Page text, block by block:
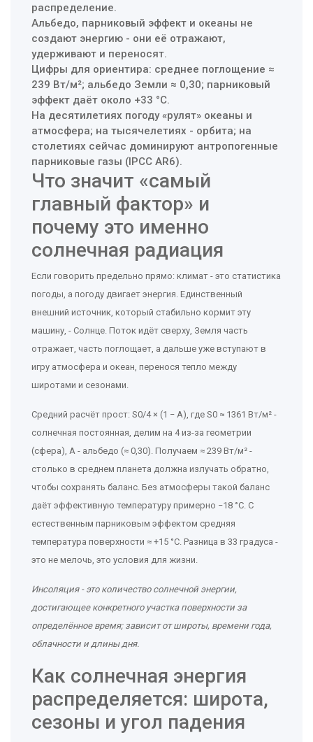
распределение.
Альбедо, парниковый эффект и океаны не
создают энергию - они её отражают,
удерживают и переносят.
Цифры для ориентира: среднее поглощение ≈
239 Вт/м²; альбедо Земли ≈ 0,30; парниковый
эффект даёт около +33 °C.
На десятилетиях погоду «рулят» океаны и
атмосфера; на тысячелетиях - орбита; на
столетиях сейчас доминируют антропогенные
парниковые газы (IPCC AR6).
Что значит «самый
главный фактор» и
почему это именно
солнечная радиация
Если говорить предельно прямо: климат - это статистика
погоды, а погоду двигает энергия. Единственный
внешний источник, который стабильно кормит эту
машину, - Солнце. Поток идёт сверху, Земля часть
отражает, часть поглощает, а дальше уже вступают в
игру атмосфера и океан, перенося тепло между
широтами и сезонами.
Средний расчёт прост: S0/4 × (1 − A), где S0 ≈ 1361 Вт/м² -
солнечная постоянная, делим на 4 из-за геометрии
(сфера), A - альбедо (≈ 0,30). Получаем ≈ 239 Вт/м² -
столько в среднем планета должна излучать обратно,
чтобы сохранять баланс. Без атмосферы такой баланс
даёт эффективную температуру примерно −18 °C. С
естественным парниковым эффектом средняя
температура поверхности ≈ +15 °C. Разница в 33 градуса -
это не мелочь, это условия для жизни.
Инсоляция- это количество солнечной энергии,
достигающее конкретного участка поверхности за
определённое время; зависит от широты, времени года,
облачности и длины дня.
Как солнечная энергия
распределяется: широта,
сезоны и угол падения